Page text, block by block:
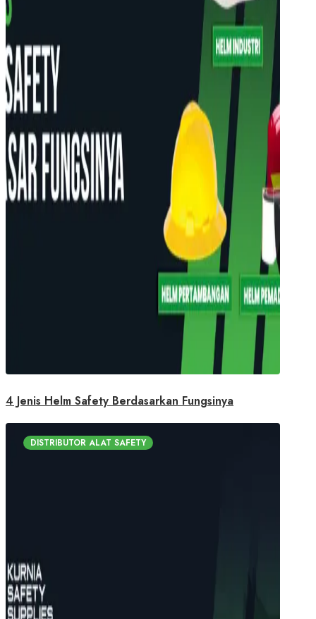
4 Jenis Helm Safety Berdasarkan Fungsinya
DISTRIBUTOR ALAT SAFETY